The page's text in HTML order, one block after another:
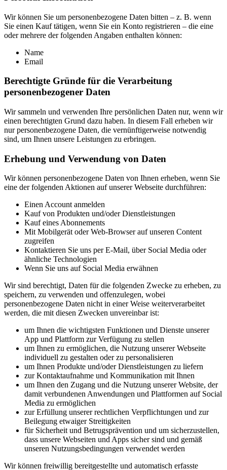
Wir können Sie um personenbezogene Daten bitten – z. B. wenn
Sie einen Kauf tätigen, wenn Sie ein Konto registrieren – die eine
oder mehrere der folgenden Angaben enthalten können:
Name
Email
Berechtigte Gründe für die Verarbeitung
personenbezogener Daten
Wir sammeln und verwenden Ihre persönlichen Daten nur, wenn wir
einen berechtigten Grund dazu haben. In diesem Fall erheben wir
nur personenbezogene Daten, die vernünftigerweise notwendig
sind, um Ihnen unsere Leistungen zu erbringen.
Erhebung und Verwendung von Daten
Wir können personenbezogene Daten von Ihnen erheben, wenn Sie
eine der folgenden Aktionen auf unserer Webseite durchführen:
Einen Account anmelden
Kauf von Produkten und/oder Dienstleistungen
Kauf eines Abonnements
Mit Mobilgerät oder Web-Browser auf unseren Content
zugreifen
Kontaktieren Sie uns per E-Mail, über Social Media oder
ähnliche Technologien
Wenn Sie uns auf Social Media erwähnen
Wir sind berechtigt, Daten für die folgenden Zwecke zu erheben, zu
speichern, zu verwenden und offenzulegen, wobei
personenbezogene Daten nicht in einer Weise weiterverarbeitet
werden, die mit diesen Zwecken unvereinbar ist:
um Ihnen die wichtigsten Funktionen und Dienste unserer
App und Plattform zur Verfügung zu stellen
um Ihnen zu ermöglichen, die Nutzung unserer Webseite
individuell zu gestalten oder zu personalisieren
um Ihnen Produkte und/oder Dienstleistungen zu liefern
zur Kontaktaufnahme und Kommunikation mit Ihnen
um Ihnen den Zugang und die Nutzung unserer Website, der
damit verbundenen Anwendungen und Plattformen auf Social
Media zu ermöglichen
zur Erfüllung unserer rechtlichen Verpflichtungen und zur
Beilegung etwaiger Streitigkeiten
für Sicherheit und Betrugsprävention und um sicherzustellen,
dass unsere Webseiten und Apps sicher sind und gemäß
unseren Nutzungsbedingungen verwendet werden
Wir können freiwillig bereitgestellte und automatisch erfasste